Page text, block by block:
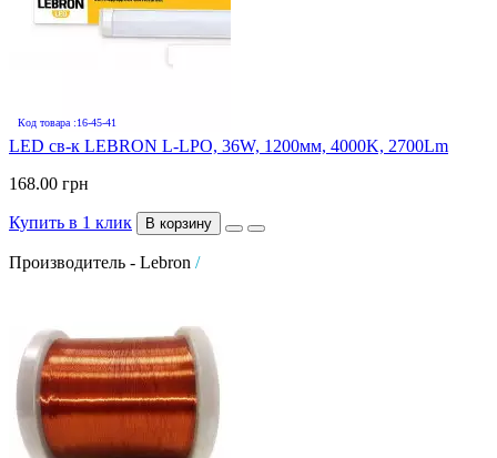
Код товара :16-45-41
LED св-к LEBRON L-LPO, 36W, 1200мм, 4000K, 2700Lm
168.00 грн
Купить в 1 клик В корзину
Производитель - Lebron /